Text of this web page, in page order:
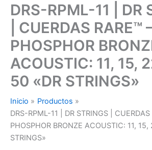
DRS-RPML-11 | DR
| CUERDAS RARE™
PHOSPHOR
ACOUSTIC: 11, 15,
50 «DR STRINGS»
Inicio
Productos
DRS-RPML-11 | DR STRINGS | CUERDAS
PHOSPHOR BRONZE ACOUSTIC: 11,
STRINGS»